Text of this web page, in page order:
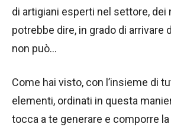
di artigiani esperti nel settore, dei
potrebbe dire, in grado di arrivare
non può…
Come hai visto, con l’insieme di
elementi, ordinati in questa
tocca a te generare e comporre